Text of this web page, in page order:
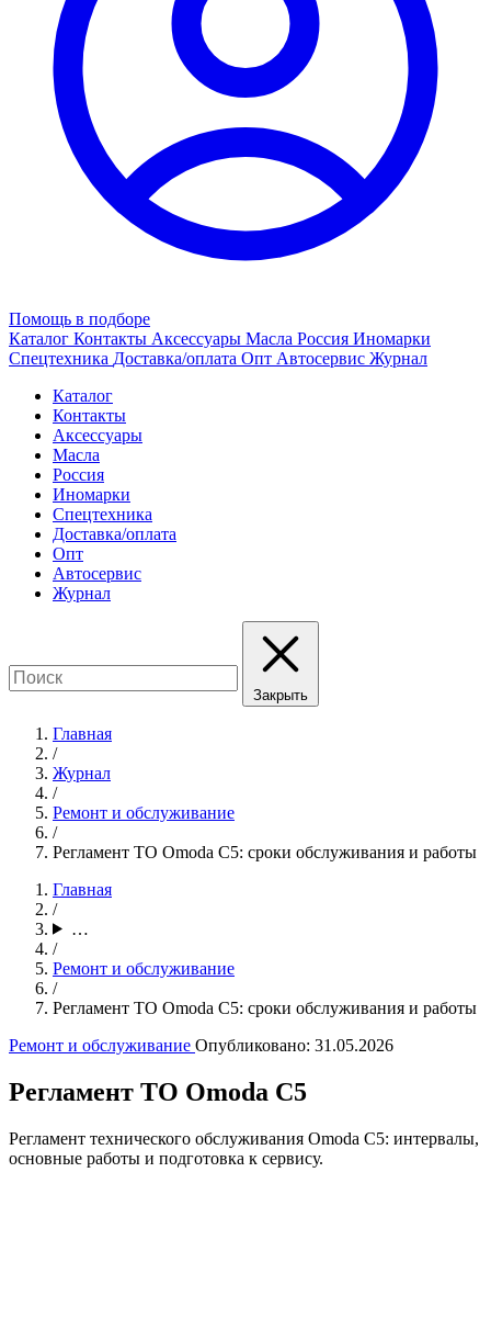
Помощь в подборе
Каталог Контакты Аксессуары Масла Россия Иномарки
Спецтехника Доставка/оплата Опт Автосервис Журнал
Каталог
Контакты
Аксессуары
Масла
Россия
Иномарки
Спецтехника
Доставка/оплата
Опт
Автосервис
Журнал
Закрыть
Главная
/
Журнал
/
Ремонт и обслуживание
/
Регламент ТО Omoda C5: сроки обслуживания и работы
Главная
/
…
/
Ремонт и обслуживание
/
Регламент ТО Omoda C5: сроки обслуживания и работы
Ремонт и обслуживание Опубликовано: 31.05.2026
Регламент ТО Omoda C5
Регламент технического обслуживания Omoda C5: интервалы,
основные работы и подготовка к сервису.